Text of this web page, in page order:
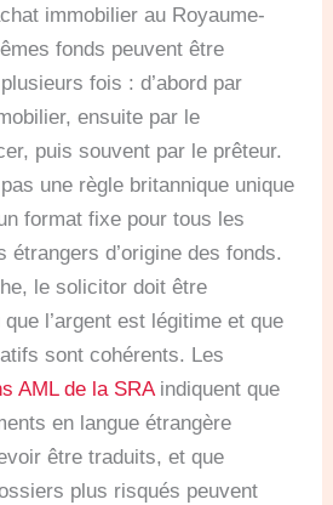
immobilier au Royaume-
fonds peuvent être
fois : d’abord par
ensuite par le
puis souvent par le prêteur.
pas une règle britannique unique
format fixe pour tous les
étrangers d’origine des fonds.
le solicitor doit être
l’argent est légitime et que
sont cohérents. Les
AML de la SRAindiquent que
en langue étrangère
être traduits, et que
plus risqués peuvent